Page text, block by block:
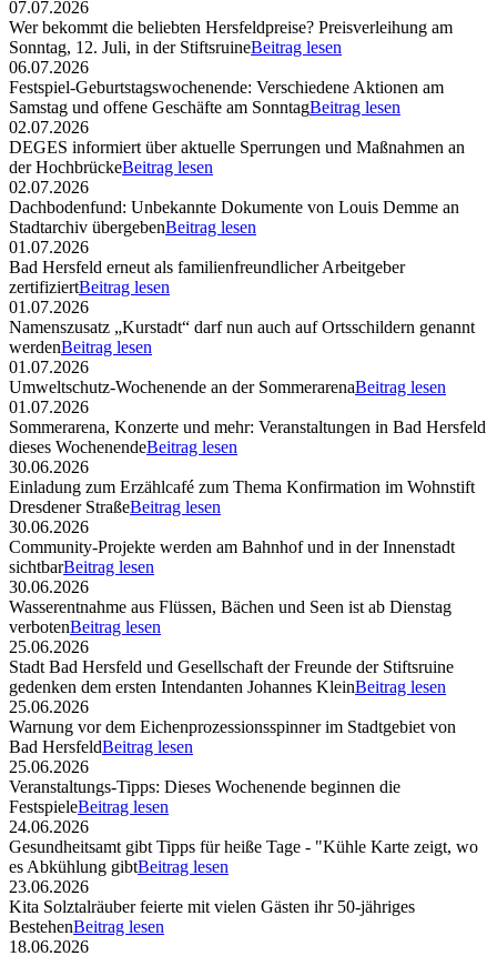
07.07.2026
Wer bekommt die beliebten Hersfeldpreise? Preisverleihung am
Sonntag, 12. Juli, in der StiftsruineBeitrag lesen
06.07.2026
Festspiel-Geburtstagswochenende: Verschiedene Aktionen am
Samstag und offene Geschäfte am SonntagBeitrag lesen
02.07.2026
DEGES informiert über aktuelle Sperrungen und Maßnahmen an
der HochbrückeBeitrag lesen
02.07.2026
Dachbodenfund: Unbekannte Dokumente von Louis Demme an
Stadtarchiv übergebenBeitrag lesen
01.07.2026
Bad Hersfeld erneut als familienfreundlicher Arbeitgeber
zertifiziertBeitrag lesen
01.07.2026
Namenszusatz „Kurstadt“ darf nun auch auf Ortsschildern genannt
werdenBeitrag lesen
01.07.2026
Umweltschutz-Wochenende an der SommerarenaBeitrag lesen
01.07.2026
Sommerarena, Konzerte und mehr: Veranstaltungen in Bad Hersfeld
dieses WochenendeBeitrag lesen
30.06.2026
Einladung zum Erzählcafé zum Thema Konfirmation im Wohnstift
Dresdener StraßeBeitrag lesen
30.06.2026
Community-Projekte werden am Bahnhof und in der Innenstadt
sichtbarBeitrag lesen
30.06.2026
Wasserentnahme aus Flüssen, Bächen und Seen ist ab Dienstag
verbotenBeitrag lesen
25.06.2026
Stadt Bad Hersfeld und Gesellschaft der Freunde der Stiftsruine
gedenken dem ersten Intendanten Johannes KleinBeitrag lesen
25.06.2026
Warnung vor dem Eichenprozessionsspinner im Stadtgebiet von
Bad HersfeldBeitrag lesen
25.06.2026
Veranstaltungs-Tipps: Dieses Wochenende beginnen die
FestspieleBeitrag lesen
24.06.2026
Gesundheitsamt gibt Tipps für heiße Tage - "Kühle Karte zeigt, wo
es Abkühlung gibtBeitrag lesen
23.06.2026
Kita Solztalräuber feierte mit vielen Gästen ihr 50-jähriges
BestehenBeitrag lesen
18.06.2026